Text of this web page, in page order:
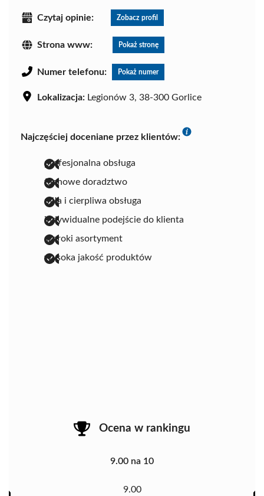
Czytaj opinie: Zobacz profil
Strona www: Pokaż stronę
Numer telefonu: Pokaż numer
Lokalizacja: Legionów 3, 38-300 Gorlice
Najczęściej doceniane przez klientów:
profesjonalna obsługa
fachowe doradztwo
miła i cierpliwa obsługa
indywidualne podejście do klienta
szeroki asortyment
wysoka jakość produktów
Ocena w rankingu
9.00 na 10
9.00